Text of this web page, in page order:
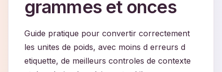
grammes et onces
Guide pratique pour convertir correctement
les unites de poids, avec moins d erreurs d
etiquette, de meilleurs controles de contexte